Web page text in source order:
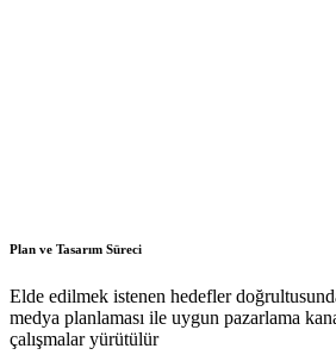
Plan ve Tasarım Süreci
Elde edilmek istenen hedefler
medya planlaması ile uygun pazarlama
çalışmalar yürütülür